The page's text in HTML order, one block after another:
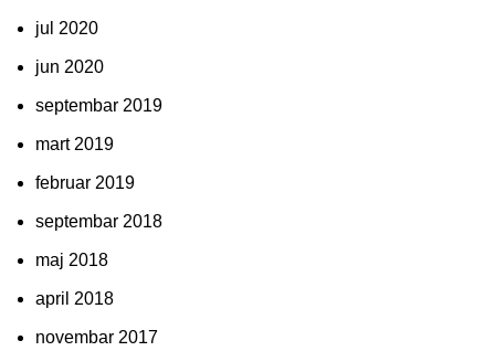
jul 2020
jun 2020
septembar 2019
mart 2019
februar 2019
septembar 2018
maj 2018
april 2018
novembar 2017